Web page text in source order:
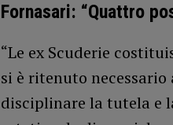
Fornasari: “Quattro
“Le ex Scuderie
si è ritenuto
disciplinare la tutela e